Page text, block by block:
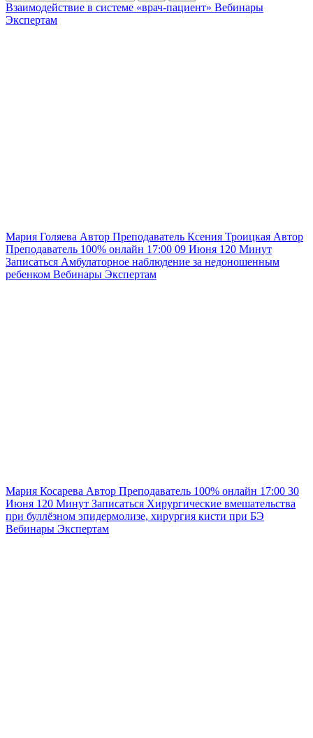
Взаимодействие в системе «врач-пациент» Вебинары
Экспертам
Мария Голяева Автор Преподаватель Ксения Троицкая Автор
Преподаватель 100% онлайн 17:00 09 Июня 120 Минут
Записаться Амбулаторное наблюдение за недоношенным
ребенком Вебинары Экспертам
Мария Косарева Автор Преподаватель 100% онлайн 17:00 30
Июня 120 Минут Записаться Хирургические вмешательства
при буллёзном эпидермолизе, хирургия кисти при БЭ
Вебинары Экспертам